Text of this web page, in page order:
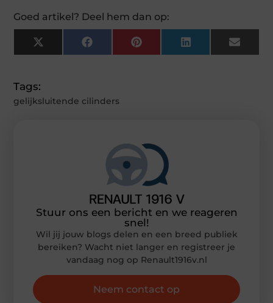
Goed artikel? Deel hem dan op:
X
(Twitter)
FacebookPinterestLinkedInEmail
Tags:
gelijksluitende cilinders
Stuur ons een bericht en we reageren
snel!
Wil jij jouw blogs delen en een breed publiek
bereiken? Wacht niet langer en registreer je
vandaag nog op Renault1916v.nl
Neem contact op